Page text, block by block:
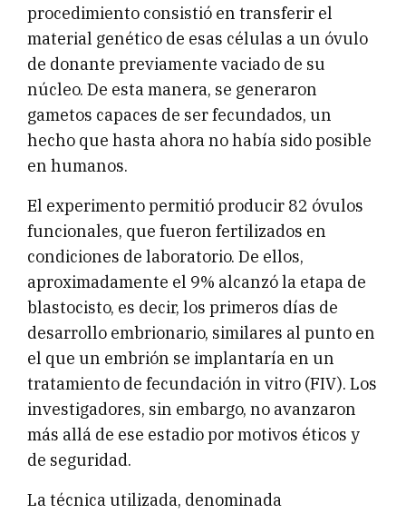
procedimiento consistió en transferir el
material genético de esas células a un óvulo
de donante previamente vaciado de su
núcleo. De esta manera, se generaron
gametos capaces de ser fecundados, un
hecho que hasta ahora no había sido posible
en humanos.
El experimento permitió producir 82 óvulos
funcionales, que fueron fertilizados en
condiciones de laboratorio. De ellos,
aproximadamente el 9% alcanzó la etapa de
blastocisto, es decir, los primeros días de
desarrollo embrionario, similares al punto en
el que un embrión se implantaría en un
tratamiento de fecundación in vitro (FIV). Los
investigadores, sin embargo, no avanzaron
más allá de ese estadio por motivos éticos y
de seguridad.
La técnica utilizada, denominada